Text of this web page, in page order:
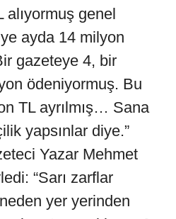
alıyormuş genel
ayda 14 milyon
gazeteye 4, bir
ödeniyormuş. Bu
TL ayrılmış… Sana
yapsınlar diye.”
Yazar Mehmet
“Sarı zarflar
yer yerinden